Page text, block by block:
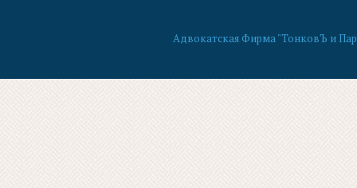
Адвокатская Фирма "ТонковЪ и